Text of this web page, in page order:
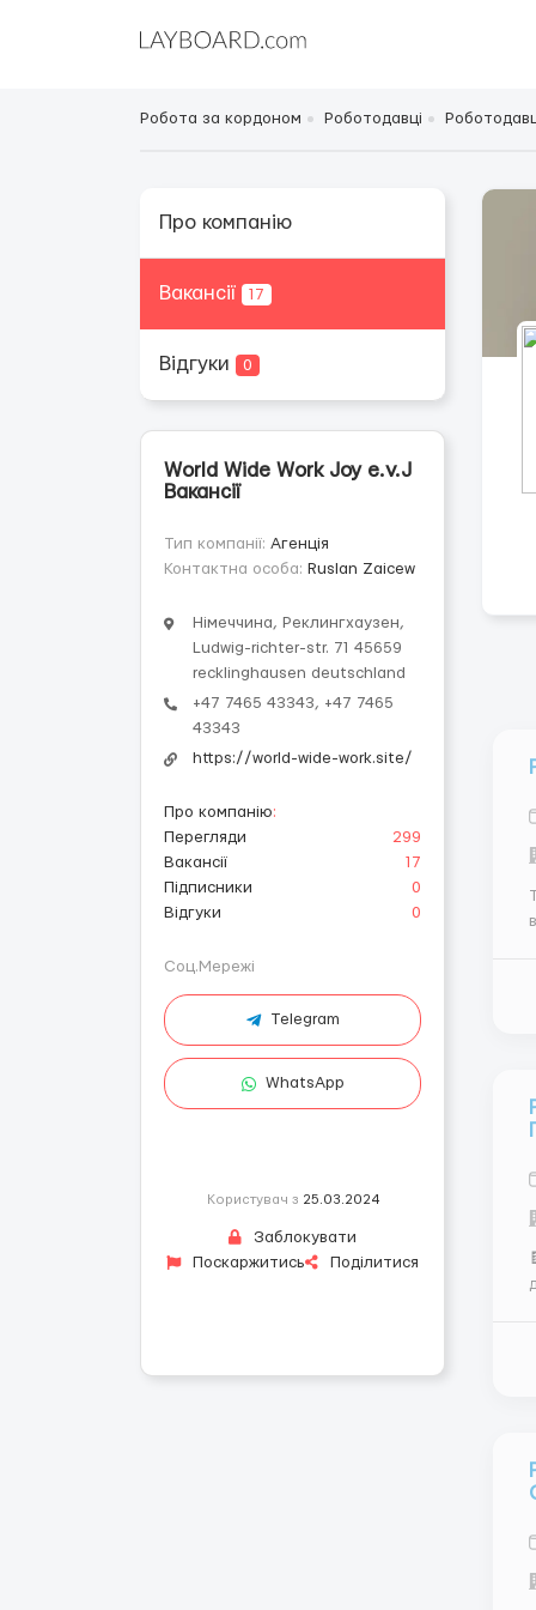
Робота за кордоном Роботодавці
Про компанію
Вакансії 17
Відгуки 0
World Wide Work Joy e.v.J
Вакансії
Тип компанії: Агенція
Контактна особа: Ruslan Zaicew
Німеччина, Реклингхаузен,
Ludwig-richter-str. 71 45659
recklinghausen deutschland
+47 7465 43343, +47 7465
43343
https://world-wide-work.site/
Про компанію:
Перегляди
299
Вакансії
17
Підписники
0
Відгуки
0
Соц.Мережі
Telegram
WhatsApp
Користувач з 25.03.2024
Заблокувати
Поскаржитись
Поділитися
до